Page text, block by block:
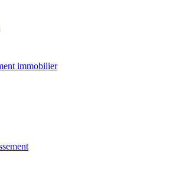
immobilier